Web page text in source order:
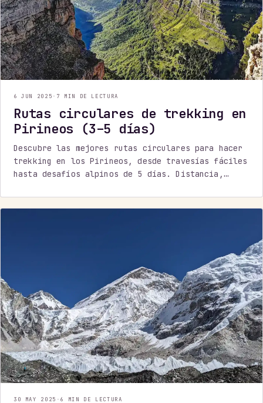
6 JUN 2025 · 7 MIN DE LECTURA
Rutas circulares de trekking en
Pirineos (3–5 días)
Descubre las mejores rutas circulares para hacer
trekking en los Pirineos, desde travesías fáciles
hasta desafíos alpinos de 5 días. Distancia,
30 MAY 2025 · 6 MIN DE LECTURA